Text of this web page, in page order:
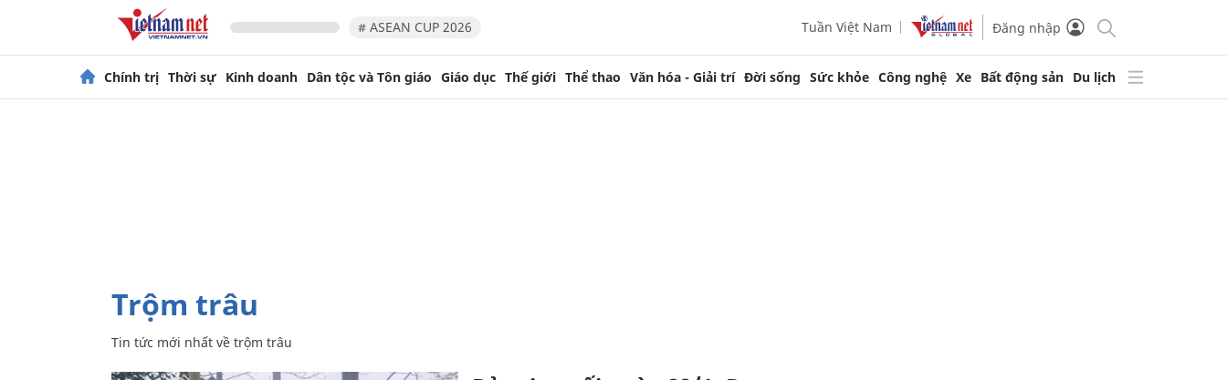
# ASEAN CUP 2026 Tuần Việt Nam Đăng nhập
Chính trị Thời sự Kinh doanh Dân tộc và Tôn giáo Giáo dục Thế giới Thể thao Văn hóa - Giải trí Đời sống Sức khỏe Công nghệ Xe Bất động sản Du lịch
trộm trâu
Tin tức mới nhất về trộm trâu